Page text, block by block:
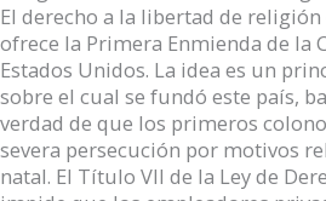
El derecho a la libertad de
ofrece la Primera Enmienda de la
Estados Unidos. La idea es un
sobre el cual se fundó este país,
verdad de que los primeros
severa persecución por motivos
natal. El Título VII de la Ley de